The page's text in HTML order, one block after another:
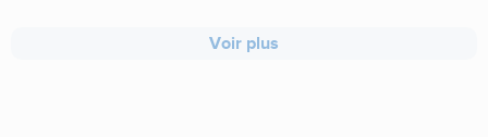
Voir plus